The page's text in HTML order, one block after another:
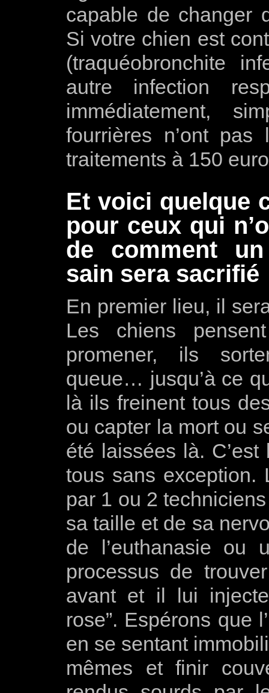
capable de changer
Si votre chien est
(traquéobronchite
autre infection
immédiatement,
fourrières n’ont
traitements à 150
Et voici quelque
pour ceux qui
de comment
sain sera sacrifié
En premier lieu, il
Les chiens
promener, ils
queue… jusqu’à ce
là ils freinent tous
ou capter la mort ou
été laissées là.
tous sans exception.
par 1 ou 2
sa taille et de sa
de l’euthanasie ou
processus de
avant et il lui
rose”. Espérons que
en se sentant
mêmes et finir